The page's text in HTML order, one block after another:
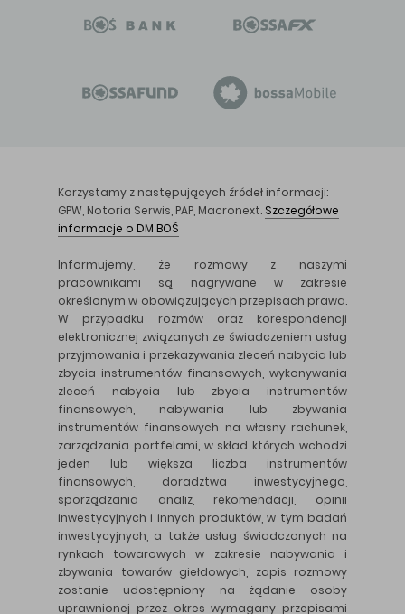
Korzystamy z następujących źródeł informacji:
GPW, Notoria Serwis, PAP, Macronext. Szczegółowe
informacje o DM BOŚ
Informujemy, że rozmowy z naszymi
pracownikami są nagrywane w zakresie
określonym w obowiązujących przepisach prawa.
W przypadku rozmów oraz korespondencji
elektronicznej związanych ze świadczeniem usług
przyjmowania i przekazywania zleceń nabycia lub
zbycia instrumentów finansowych, wykonywania
zleceń nabycia lub zbycia instrumentów
finansowych, nabywania lub zbywania
instrumentów finansowych na własny rachunek,
zarządzania portfelami, w skład których wchodzi
jeden lub większa liczba instrumentów
finansowych, doradztwa inwestycyjnego,
sporządzania analiz, rekomendacji, opinii
inwestycyjnych i innych produktów, w tym badań
inwestycyjnych, a także usług świadczonych na
rynkach towarowych w zakresie nabywania i
zbywania towarów giełdowych, zapis rozmowy
zostanie udostępniony na żądanie osoby
uprawnionej przez okres wymagany przepisami